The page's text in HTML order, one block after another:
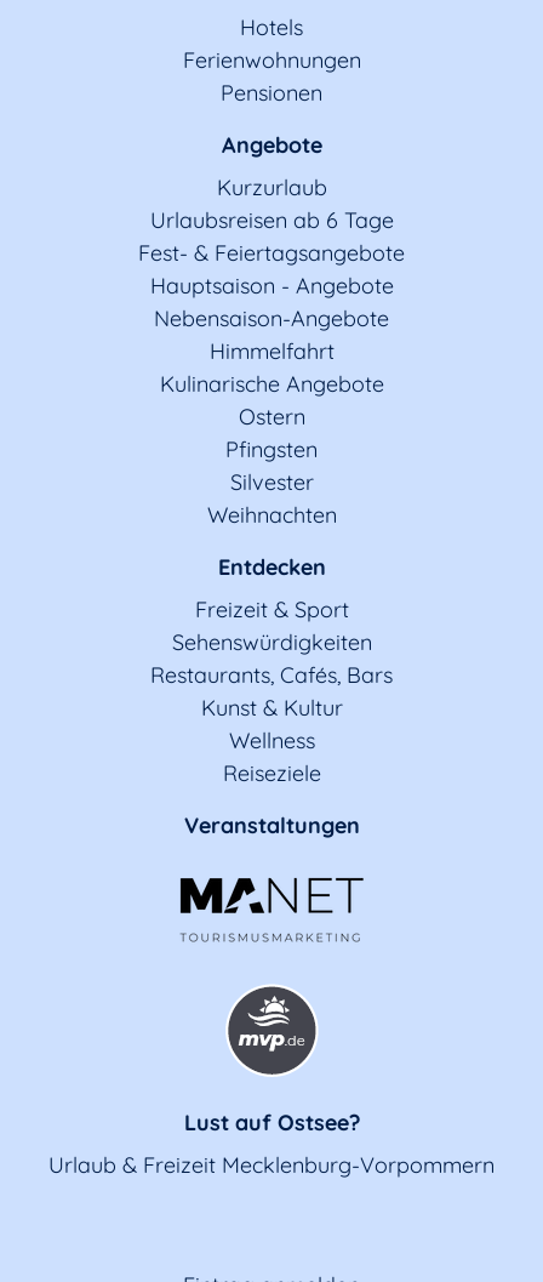
Hotels
Ferienwohnungen
Pensionen
Angebote
Kurzurlaub
Urlaubsreisen ab 6 Tage
Fest- & Feiertagsangebote
Hauptsaison - Angebote
Nebensaison-Angebote
Himmelfahrt
Kulinarische Angebote
Ostern
Pfingsten
Silvester
Weihnachten
Entdecken
Freizeit & Sport
Sehenswürdigkeiten
Restaurants, Cafés, Bars
Kunst & Kultur
Wellness
Reiseziele
Veranstaltungen
Lust auf Ostsee?
Urlaub & Freizeit Mecklenburg-Vorpommern